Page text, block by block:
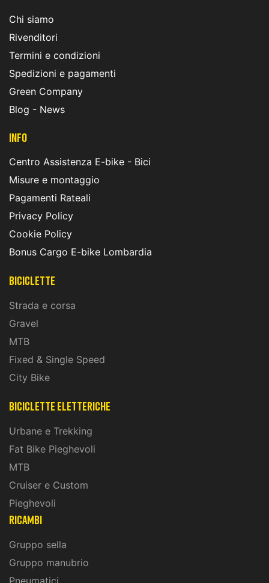
Chi siamo
Rivenditori
Termini e condizioni
Spedizioni e pagamenti
Green Company
Blog - News
INFO
Centro Assistenza E-bike - Bici
Misure e montaggio
Pagamenti Rateali
Privacy Policy
Cookie Policy
Bonus Cargo E-bike Lombardia
Biciclette
Strada e corsa
Gravel
MTB
Fixed & Single Speed
City Bike
biciclette eletteriche
Urbane e Trekking
Fat Bike Pieghevoli
MTB
Cruiser e Custom
Pieghevoli
ricambi
Gruppo sella
Gruppo manubrio
Pneumatici